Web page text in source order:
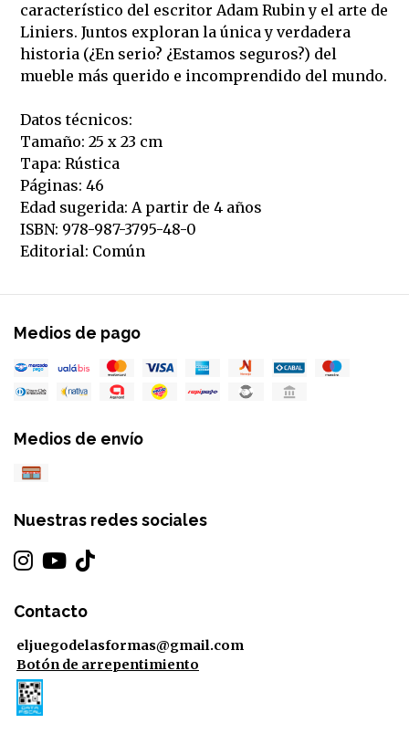
característico del escritor Adam Rubin y el arte de
Liniers. Juntos exploran la única y verdadera
historia (¿En serio? ¿Estamos seguros?) del
mueble más querido e incomprendido del mundo.
Datos técnicos:
Tamaño: 25 x 23 cm
Tapa: Rústica
Páginas: 46
Edad sugerida: A partir de 4 años
ISBN: 978-987-3795-48-0
Editorial: Común
Medios de pago
Medios de envío
Nuestras redes sociales
Contacto
eljuegodelasformas@gmail.com
Botón de arrepentimiento